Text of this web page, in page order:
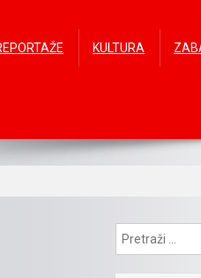
KULTURA